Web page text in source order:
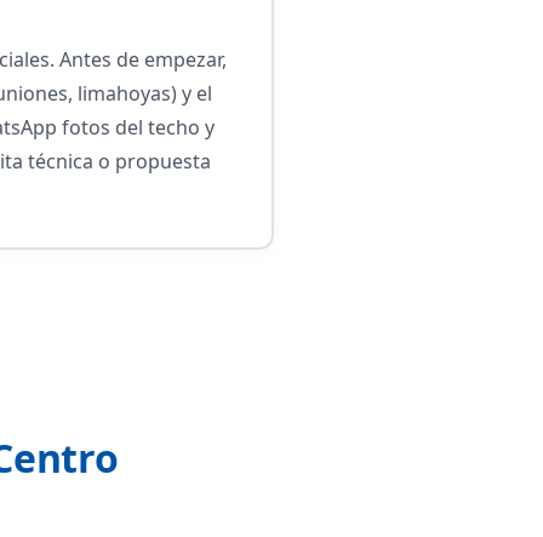
Antes de empezar,
limahoyas) y el
fotos del techo y
técnica o propuesta